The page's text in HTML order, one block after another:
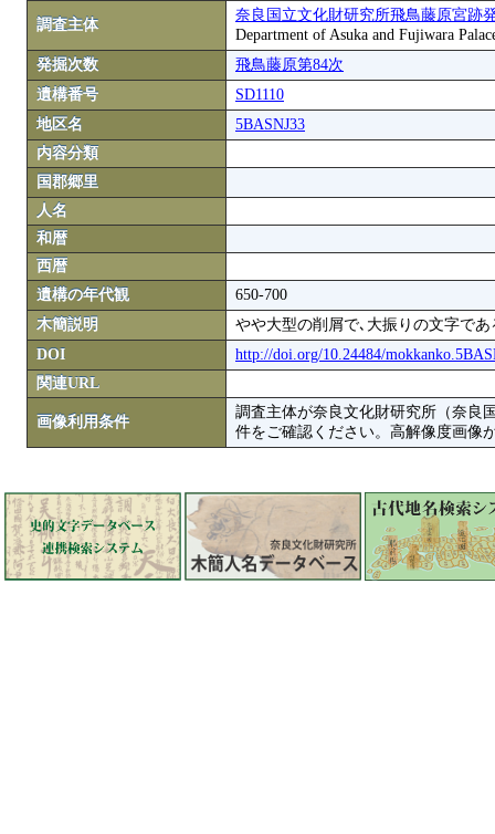
調査主体
奈良国立文化財研究所飛鳥藤原宮跡
Department of Asuka and Fujiwara
発掘次数
飛鳥藤原第84次
遺構番号
SD1110
地区名
5BASNJ33
内容分類
国郡郷里
人名
和暦
西暦
遺構の年代観
650-700
木簡説明
やや大型の削屑で､大振りの文字で
DOI
http://doi.org/10.24484/
関連URL
画像利用条件
調査主体が奈良文化財研究所（奈良
件をご確認ください。高解像度画像